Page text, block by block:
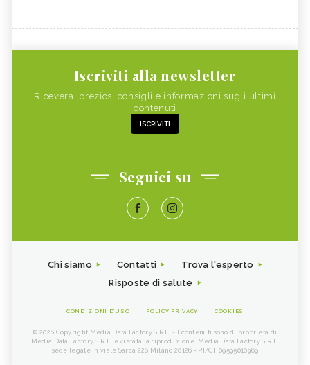
Iscriviti alla newsletter
Riceverai preziosi consigli e informazioni sugli ultimi
contenuti
ISCRIVITI
Seguici su
Chi siamo Contatti
Trova l'esperto
Risposte di salute
CONDIZIONI D'USO POLICY PRIVACY COOKIES
© 2026 Copyright Media Data Factory S.R.L. - I contenuti sono di proprietà di
Media Data Factory S.R.L, è vietata la riproduzione. Media Data Factory S.R.L.
sede legale in viale Sarca 226 Milano 20126 - PI/CF 09595010969